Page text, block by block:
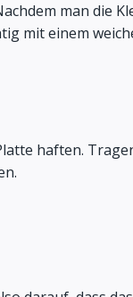
man die
mit einem
haften.